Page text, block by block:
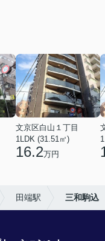
文京区白山１丁目
1LDK (31.51㎡)
16.2万円
田端駅 三和駒込